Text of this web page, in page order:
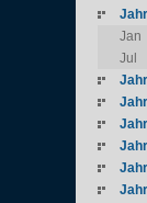
Jan
Jul